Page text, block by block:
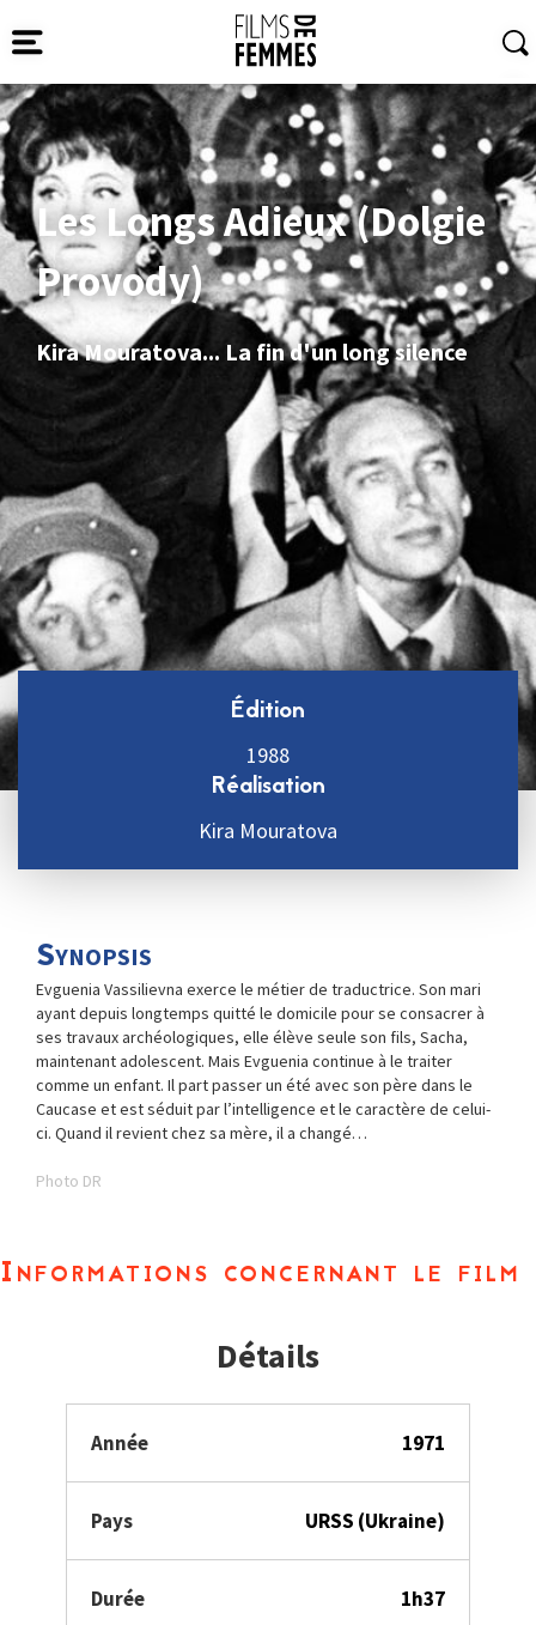
Les Longs Adieux (Dolgie
Provody)
Kira Mouratova... La fin d'un long silence
Édition
1988
Réalisation
Kira Mouratova
Synopsis
Evguenia Vassilievna exerce le métier de traductrice. Son mari
ayant depuis longtemps quitté le domicile pour se consacrer à
ses travaux archéologiques, elle élève seule son fils, Sacha,
maintenant adolescent. Mais Evguenia continue à le traiter
comme un enfant. Il part passer un été avec son père dans le
Caucase et est séduit par l’intelligence et le caractère de celui-
ci. Quand il revient chez sa mère, il a changé…
Photo DR
Informations concernant le film
Détails
Année 1971
Pays URSS (Ukraine)
Durée 1h37